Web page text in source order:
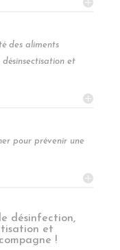
des aliments
et
pour prévenir une
désinfection,
et
!